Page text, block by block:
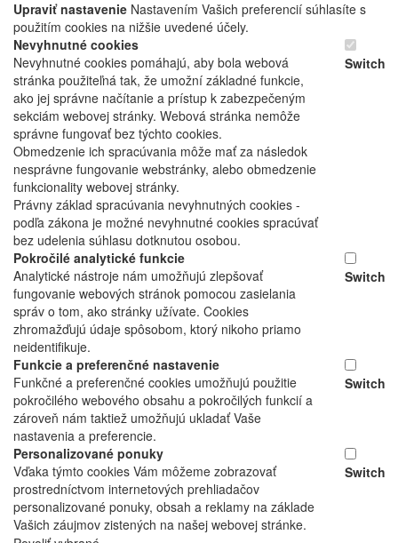
Upraviť nastavenie Nastavením Vašich preferencií súhlasíte s
použitím cookies na nižšie uvedené účely.
Nevyhnutné cookies
Nevyhnutné cookies pomáhajú, aby bola webová
stránka použiteľná tak, že umožní základné funkcie,
ako jej správne načítanie a prístup k zabezpečeným
sekciám webovej stránky. Webová stránka nemôže
správne fungovať bez týchto cookies.
Obmedzenie ich spracúvania môže mať za následok
nesprávne fungovanie webstránky, alebo obmedzenie
funkcionality webovej stránky.
Právny základ spracúvania nevyhnutných cookies -
podľa zákona je možné nevyhnutné cookies spracúvať
bez udelenia súhlasu dotknutou osobou.
Switch
Pokročilé analytické funkcie
Analytické nástroje nám umožňujú zlepšovať
fungovanie webových stránok pomocou zasielania
správ o tom, ako stránky užívate. Cookies
zhromažďujú údaje spôsobom, ktorý nikoho priamo
neidentifikuje.
Switch
Funkcie a preferenčné nastavenie
Funkčné a preferenčné cookies umožňujú použitie
pokročilého webového obsahu a pokročilých funkcií a
zároveň nám taktiež umožňujú ukladať Vaše
nastavenia a preferencie.
Switch
Personalizované ponuky
Vďaka týmto cookies Vám môžeme zobrazovať
prostredníctvom internetových prehliadačov
personalizované ponuky, obsah a reklamy na základe
Vašich záujmov zistených na našej webovej stránke.
Switch